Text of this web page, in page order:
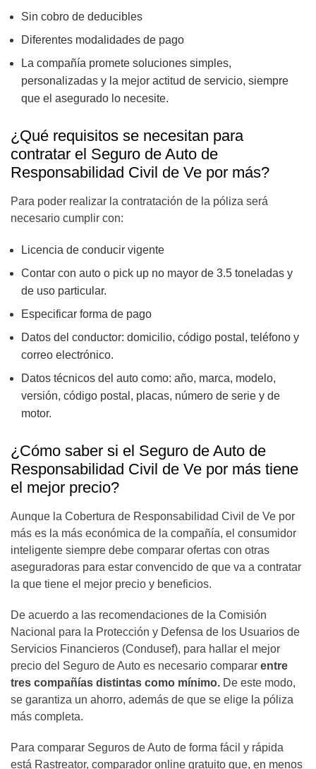
Sin cobro de deducibles
Diferentes modalidades de pago
La compañía promete soluciones simples,
personalizadas y la mejor actitud de servicio, siempre
que el asegurado lo necesite.
¿Qué requisitos se necesitan para
contratar el Seguro de Auto de
Responsabilidad Civil de Ve por más?
Para poder realizar la contratación de la póliza será
necesario cumplir con:
Licencia de conducir vigente
Contar con auto o pick up no mayor de 3.5 toneladas y
de uso particular.
Especificar forma de pago
Datos del conductor: domicilio, código postal, teléfono y
correo electrónico.
Datos técnicos del auto como: año, marca, modelo,
versión, código postal, placas, número de serie y de
motor.
¿Cómo saber si el Seguro de Auto de
Responsabilidad Civil de Ve por más tiene
el mejor precio?
Aunque la Cobertura de Responsabilidad Civil de Ve por
más es la más económica de la compañía, el consumidor
inteligente siempre debe comparar ofertas con otras
aseguradoras para estar convencido de que va a contratar
la que tiene el mejor precio y beneficios.
De acuerdo a las recomendaciones de la Comisión
Nacional para la Protección y Defensa de los Usuarios de
Servicios Financieros (Condusef), para hallar el mejor
precio del Seguro de Auto es necesario comparar entre
tres compañías distintas como mínimo. De este modo,
se garantiza un ahorro, además de que se elige la póliza
más completa.
Para comparar Seguros de Auto de forma fácil y rápida
está Rastreator, comparador online gratuito que, en menos